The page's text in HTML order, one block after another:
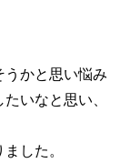
うかと思い悩み
いなと思い、
した。